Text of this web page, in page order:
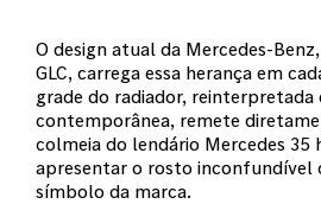
O design atual da Mercedes-
GLC, carrega essa herança em
grade do radiador, reinterpretada
contemporânea, remete
colmeia do lendário Mercedes 35
apresentar o rosto inconfundível
símbolo da marca.